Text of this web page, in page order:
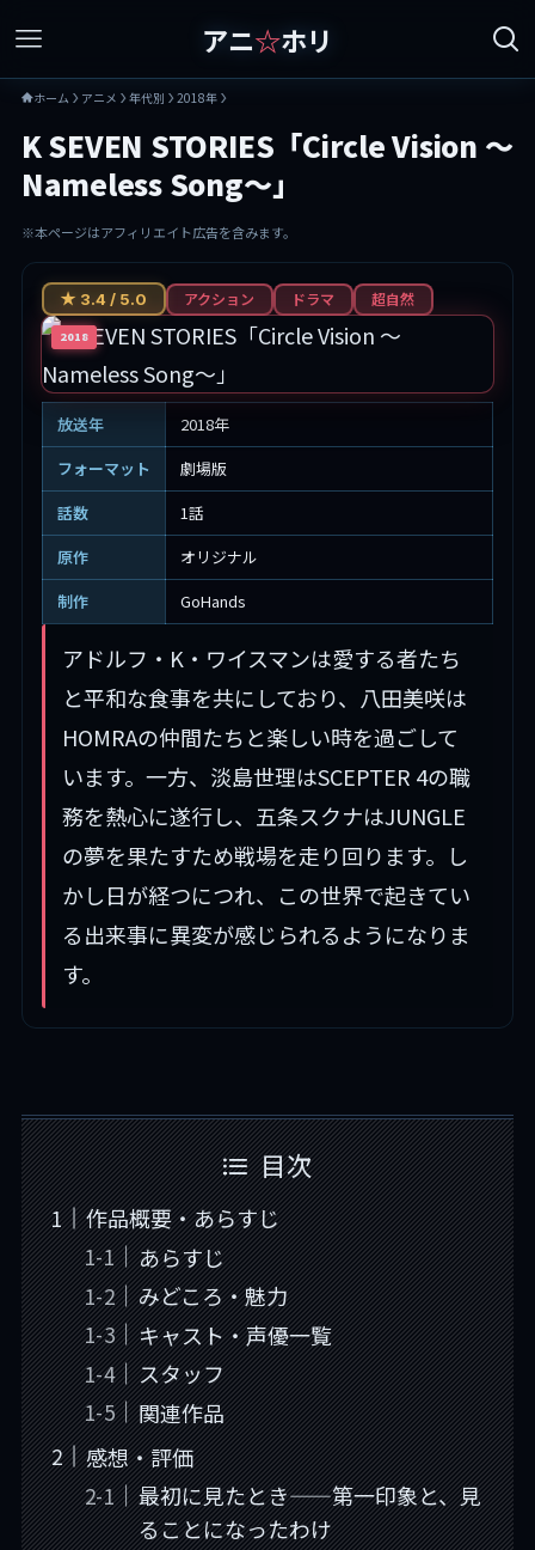
アニ☆ホリ
ホーム アニメ 年代別 2018年
K SEVEN STORIES「Circle Vision ～
Nameless Song～」
※本ページはアフィリエイト広告を含みます。
2018
★ 3.4 / 5.0 アクション ドラマ 超自然
放送年
2018年
フォーマット
劇場版
話数
1話
原作
オリジナル
制作
GoHands
アドルフ・K・ワイスマンは愛する者たち
と平和な食事を共にしており、八田美咲は
HOMRAの仲間たちと楽しい時を過ごして
います。一方、淡島世理はSCEPTER 4の職
務を熱心に遂行し、五条スクナはJUNGLE
の夢を果たすため戦場を走り回ります。し
かし日が経つにつれ、この世界で起きてい
る出来事に異変が感じられるようになりま
す。
目次
作品概要・あらすじ
あらすじ
みどころ・魅力
キャスト・声優一覧
スタッフ
関連作品
感想・評価
最初に見たとき——第一印象と、見
ることになったわけ